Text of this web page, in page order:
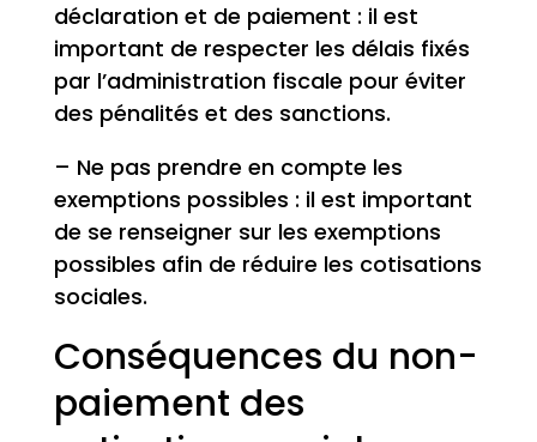
déclaration et de paiement : il est
important de respecter les délais fixés
par l’administration fiscale pour éviter
des pénalités et des sanctions.
– Ne pas prendre en compte les
exemptions possibles : il est important
de se renseigner sur les exemptions
possibles afin de réduire les cotisations
sociales.
Conséquences du non-
paiement des